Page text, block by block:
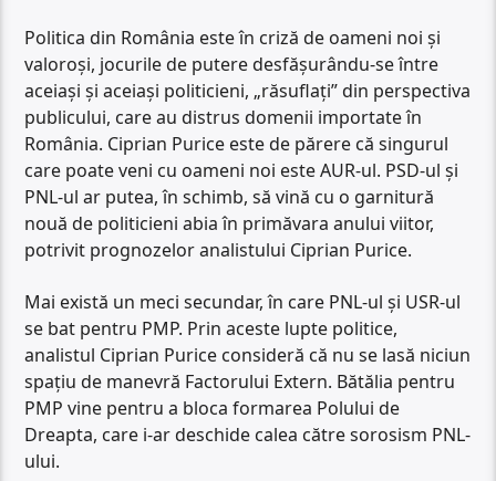
Politica din România este în criză de oameni noi și
valoroși, jocurile de putere desfășurându-se între
aceiași și aceiași politicieni, „răsuflați” din perspectiva
publicului, care au distrus domenii importate în
România. Ciprian Purice este de părere că singurul
care poate veni cu oameni noi este AUR-ul. PSD-ul și
PNL-ul ar putea, în schimb, să vină cu o garnitură
nouă de politicieni abia în primăvara anului viitor,
potrivit prognozelor analistului Ciprian Purice.
Mai există un meci secundar, în care PNL-ul și USR-ul
se bat pentru PMP. Prin aceste lupte politice,
analistul Ciprian Purice consideră că nu se lasă niciun
spațiu de manevră Factorului Extern. Bătălia pentru
PMP vine pentru a bloca formarea Polului de
Dreapta, care i-ar deschide calea către sorosism PNL-
ului.